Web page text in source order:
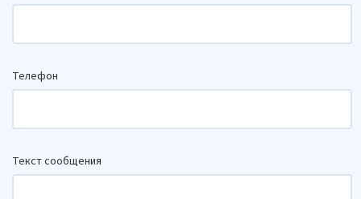
Телефон
Текст сообщения